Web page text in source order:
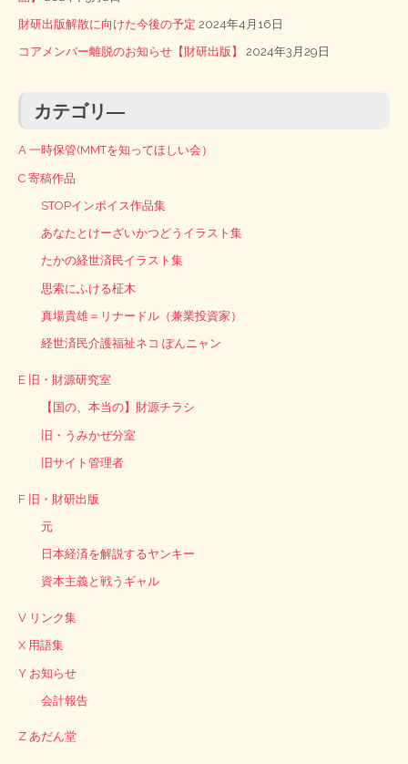
財研出版解散に向けた今後の予定 2024年4月16日
コアメンバー離脱のお知らせ【財研出版】 2024年3月29日
カテゴリ―
A 一時保管(MMTを知ってほしい会）
C 寄稿作品
STOPインボイス作品集
あなたとけーざいかつどうイラスト集
たかの経世済民イラスト集
思索にふける柾木
真場貴雄＝リナードル（兼業投資家）
経世済民介護福祉ネコ ぽんニャン
E 旧・財源研究室
【国の、本当の】財源チラシ
旧・うみかぜ分室
旧サイト管理者
F 旧・財研出版
元
日本経済を解説するヤンキー
資本主義と戦うギャル
V リンク集
X 用語集
Y お知らせ
会計報告
Z あだん堂